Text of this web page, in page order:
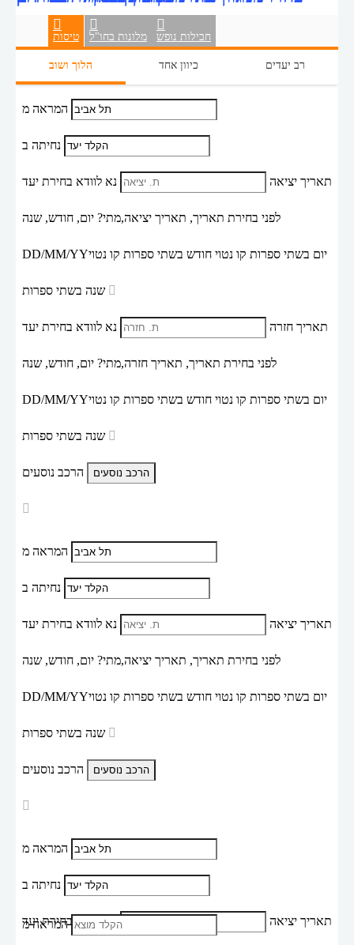
טיסות מלונות בחו"ל חבילות נופש
הלוך ושוב כיוון אחד רב יעדים
המראה מ
נחיתה ב
תאריך יציאה נא לוודא בחירת יעד
לפני בחירת תאריך, תאריך יציאה,מתי? יום, חודש, שנה
DD/MM/YYיום בשתי ספרות קו נטוי חודש בשתי ספרות קו נטוי
תאריך חזרה נא לוודא בחירת יעד
לפני בחירת תאריך, תאריך חזרה,מתי? יום, חודש, שנה
DD/MM/YYיום בשתי ספרות קו נטוי חודש בשתי ספרות קו נטוי
הרכב נוסעים
המראה מ
נחיתה ב
תאריך יציאה נא לוודא בחירת יעד
לפני בחירת תאריך, תאריך יציאה,מתי? יום, חודש, שנה
DD/MM/YYיום בשתי ספרות קו נטוי חודש בשתי ספרות קו נטוי
הרכב נוסעים
המראה מ
נחיתה ב
תאריך יציאה נא לוודא בחירת יעד
המראה מ